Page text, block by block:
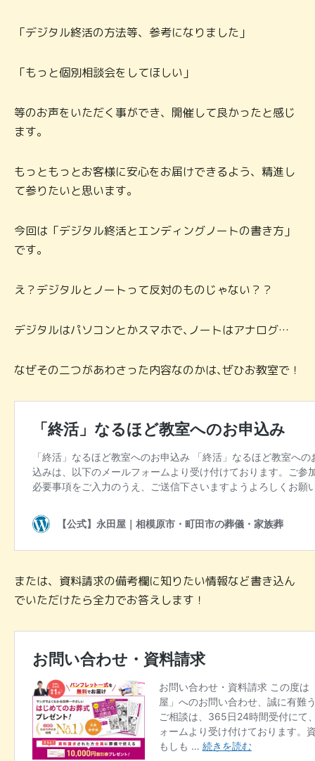
「デジタル終活の方法等、参考になりました」
「もっと個別相談会をしてほしい」
等のお声をいただく事ができ、開催して良かったと感じ
ます。
もっともっとお客様に安心をお届けできるよう、精進し
て参りたいと思います。
今回は「デジタル終活とエンディングノートの書き方」
です。
え？デジタルとノートって反対のものじゃない？？
デジタルはパソコンとかスマホで､ノートはアナログ…
なぜその二つがあわさった内容なのかは､ぜひお教室で！
または、資料請求の備考欄に知りたい情報など書き込ん
でいただけたら全力でお答えします！